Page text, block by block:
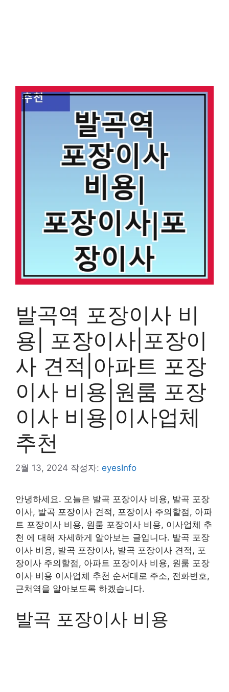
발곡역 포장이사 비
용| 포장이사|포장이
사 견적|아파트 포장
이사 비용|원룸 포장
이사 비용|이사업체
추천
2월 13, 2024 작성자: eyesInfo
안녕하세요. 오늘은 발곡 포장이사 비용, 발곡 포장
이사, 발곡 포장이사 견적, 포장이사 주의할점, 아파
트 포장이사 비용, 원룸 포장이사 비용, 이사업체 추
천 에 대해 자세하게 알아보는 글입니다. 발곡 포장
이사 비용, 발곡 포장이사, 발곡 포장이사 견적, 포
장이사 주의할점, 아파트 포장이사 비용, 원룸 포장
이사 비용 이사업체 추천 순서대로 주소, 전화번호,
근처역을 알아보도록 하겠습니다.
발곡 포장이사 비용